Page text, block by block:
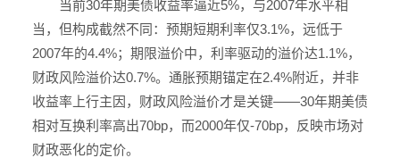
当前30年期美债收益率逼近5%，与2007年水平相
当，但构成截然不同：预期短期利率仅3.1%，远低于
2007年的4.4%；期限溢价中，利率驱动的溢价达1.1%，
财政风险溢价达0.7%。通胀预期锚定在2.4%附近，并非
收益率上行主因，财政风险溢价才是关键——30年期美债
相对互换利率高出70bp，而2000年仅-70bp，反映市场对
财政恶化的定价。